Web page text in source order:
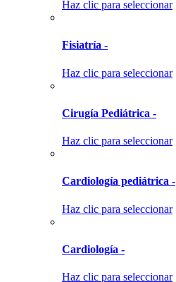
Haz clic para seleccionar
Fisiatría -
Haz clic para seleccionar
Cirugía Pediátrica -
Haz clic para seleccionar
Cardiología pediátrica -
Haz clic para seleccionar
Cardiología -
Haz clic para seleccionar